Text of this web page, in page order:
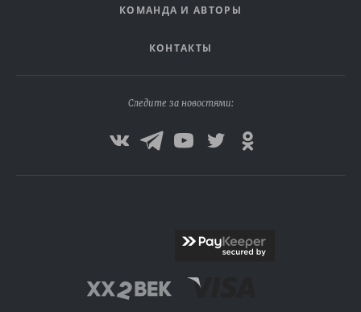
КОМАНДА И АВТОРЫ
КОНТАКТЫ
Следите за новостями: